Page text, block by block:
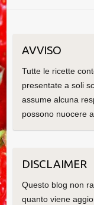
AVVISO
Tutte le ricette
presentate a soli
assume alcuna
possono nuocere
DISCLAIMER
Questo blog non
quanto viene